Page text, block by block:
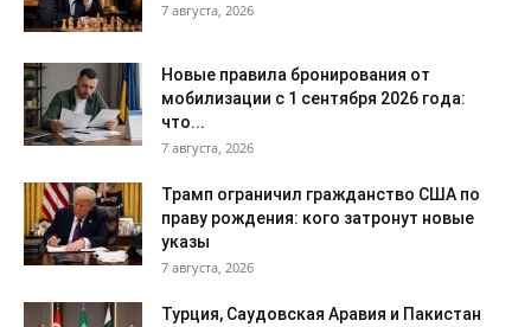
7 августа, 2026
Новые правила бронирования от
мобилизации с 1 сентября 2026 года:
что...
7 августа, 2026
Трамп ограничил гражданство США по
праву рождения: кого затронут новые
указы
7 августа, 2026
Турция, Саудовская Аравия и Пакистан